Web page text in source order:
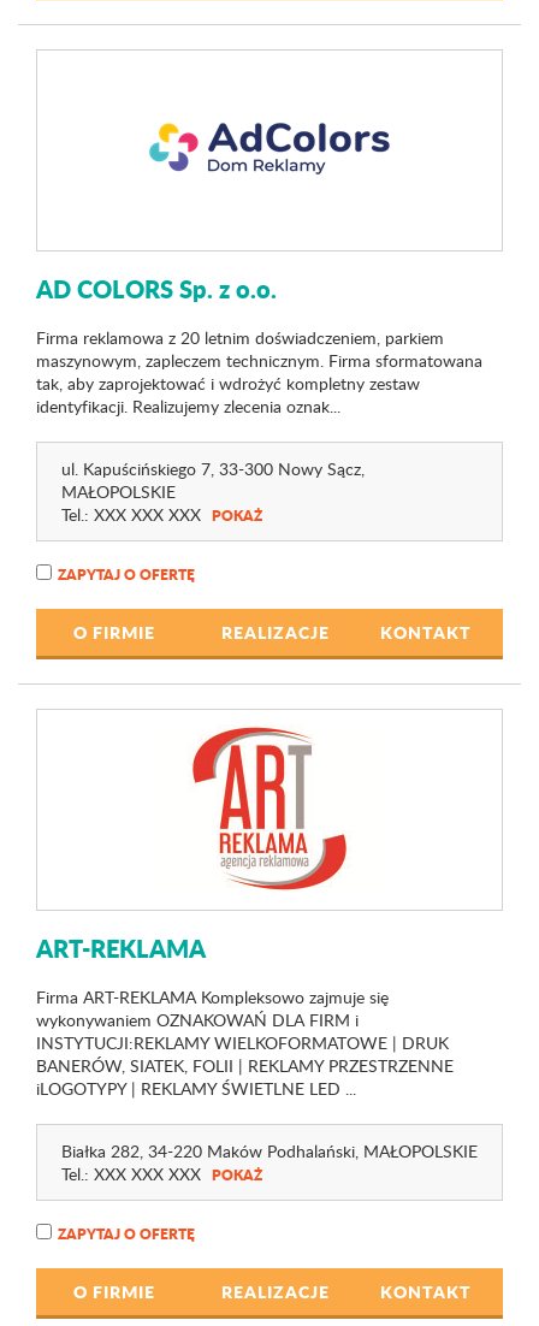
AD COLORS Sp. z o.o.
Firma reklamowa z 20 letnim doświadczeniem, parkiem
maszynowym, zapleczem technicznym. Firma sformatowana
tak, aby zaprojektować i wdrożyć kompletny zestaw
identyfikacji. Realizujemy zlecenia oznak...
ul. Kapuścińskiego 7, 33-300 Nowy Sącz,
MAŁOPOLSKIE
Tel.: XXX XXX XXX POKAŻ
ZAPYTAJ O OFERTĘ
O FIRMIE REALIZACJE KONTAKT
ART-REKLAMA
Firma ART-REKLAMA Kompleksowo zajmuje się
wykonywaniem OZNAKOWAŃ DLA FIRM i
INSTYTUCJI:REKLAMY WIELKOFORMATOWE | DRUK
BANERÓW, SIATEK, FOLII | REKLAMY PRZESTRZENNE
iLOGOTYPY | REKLAMY ŚWIETLNE LED ...
Białka 282, 34-220 Maków Podhalański, MAŁOPOLSKIE
Tel.: XXX XXX XXX POKAŻ
ZAPYTAJ O OFERTĘ
O FIRMIE REALIZACJE KONTAKT